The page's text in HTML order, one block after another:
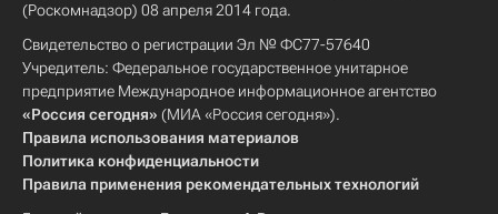
(Роскомнадзор) 08 апреля 2014 года.
Свидетельство о регистрации Эл № ФС77-57640
Учредитель: Федеральное государственное унитарное
предприятие Международное информационное агентство
«Россия сегодня» (МИА «Россия сегодня»).
Правила использования материалов
Политика конфиденциальности
Правила применения рекомендательных технологий